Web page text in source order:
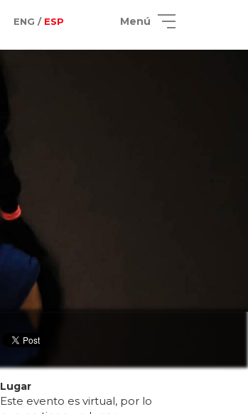
ENG / ESP Menú
Lugar
Este evento es virtual, por lo